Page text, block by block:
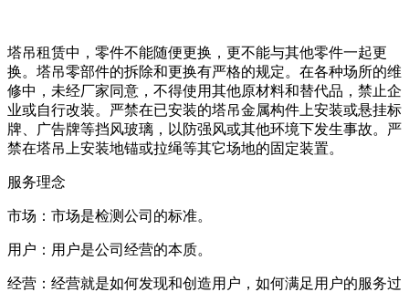
塔吊租赁中，零件不能随便更换，更不能与其他零件一起更
换。塔吊零部件的拆除和更换有严格的规定。在各种场所的维
修中，未经厂家同意，不得使用其他原材料和替代品，禁止企
业或自行改装。严禁在已安装的塔吊金属构件上安装或悬挂标
牌、广告牌等挡风玻璃，以防强风或其他环境下发生事故。严
禁在塔吊上安装地锚或拉绳等其它场地的固定装置。
服务理念
市场：市场是检测公司的标准。
用户：用户是公司经营的本质。
经营：经营就是如何发现和创造用户，如何满足用户的服务过